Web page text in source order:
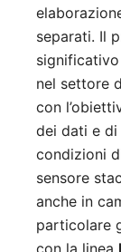
separati. Il
nel settore
con
dei dati e
condizioni
sensore
anche in
particolare